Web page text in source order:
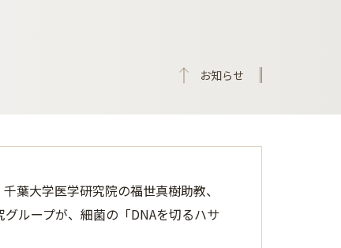
お知らせ
葉大学医学研究院の福世真樹助教、
ループが、細菌の「DNAを切るハサ